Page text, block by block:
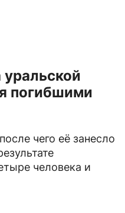
погибшими
чего её занесло
человека и